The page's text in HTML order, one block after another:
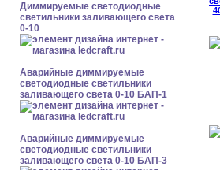
Диммируемые светодиодные
светильники заливающего света
0-10
Аварийные диммируемые
светодиодные светильники
заливающего света 0-10 БАП-1
Аварийные диммируемые
светодиодные светильники
заливающего света 0-10 БАП-3